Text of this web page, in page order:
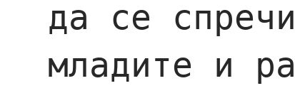
да се
младите и